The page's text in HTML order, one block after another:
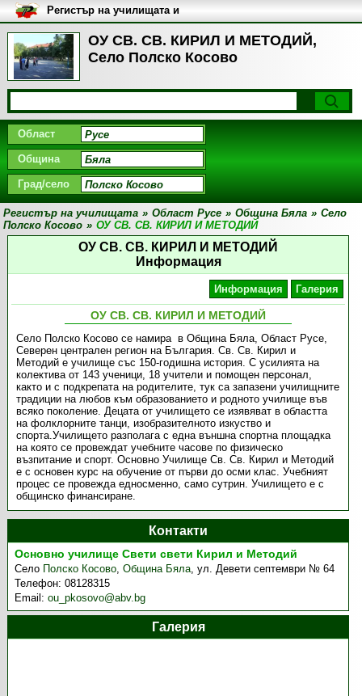
ОУ СВ. СВ. КИРИЛ И МЕТОДИЙ,
Село Полско Косово
Регистър на училищата и
университетите в България
Област
Община
Град/село
Регистър на училищата » Област Русе » Община Бяла » Село
Полско Косово » ОУ СВ. СВ. КИРИЛ И МЕТОДИЙ
ОУ СВ. СВ. КИРИЛ И МЕТОДИЙ
Информация
Информация Галерия
ОУ СВ. СВ. КИРИЛ И МЕТОДИЙ
Село Полско Косово се намира в Община Бяла, Област Русе,
Северен централен регион на България. Св. Св. Кирил и
Методий е училище със 150-годишна история. С усилията на
колектива от 143 ученици, 18 учители и помощен персонал,
както и с подкрепата на родителите, тук са запазени училищните
традиции на любов към образованието и родното училище във
всяко поколение. Децата от училището се изявяват в областта
на фолклорните танци, изобразителното изкуство и
спорта.Училището разполага с една външна спортна площадка
на която се провеждат учебните часове по физическо
възпитание и спорт. Основно Училище Св. Св. Кирил и Методий
е с основен курс на обучение от първи до осми клас. Учебният
процес се провежда едносменно, само сутрин. Училището е с
общинско финансиране.
Контакти
Основно училище Свети свети Кирил и Методий
Село Полско Косово,Община Бяла,ул. Девети септември № 64
Телефон:08128315
Email:ou_pkosovo@abv.bg
Галерия